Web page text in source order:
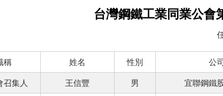
台灣鋼鐵工業同業公會
姓名 性別 公
召集人 王信豐 男 宜聯鋼鐵